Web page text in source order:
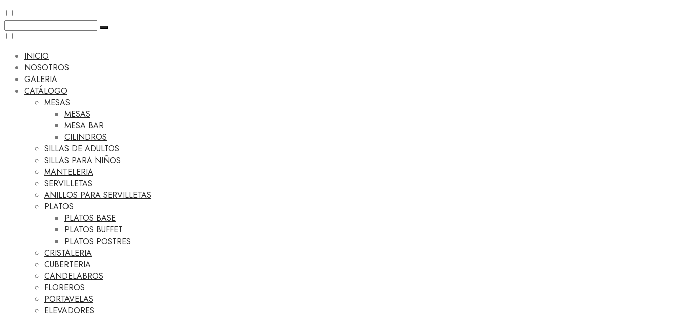
INICIO
NOSOTROS
GALERIA
CATÁLOGO
MESAS
MESAS
MESA BAR
CILINDROS
SILLAS DE ADULTOS
SILLAS PARA NIÑOS
MANTELERIA
SERVILLETAS
ANILLOS PARA SERVILLETAS
PLATOS
PLATOS BASE
PLATOS BUFFET
PLATOS POSTRES
CRISTALERIA
CUBERTERIA
CANDELABROS
FLOREROS
PORTAVELAS
ELEVADORES